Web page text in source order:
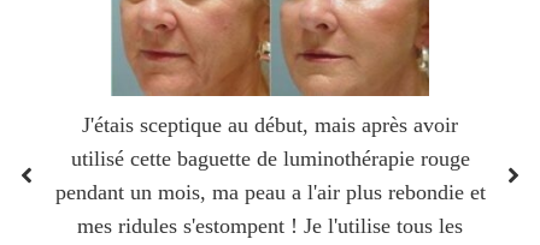
J'étais sceptique au début, mais après avoir
utilisé cette baguette de luminothérapie rouge
pendant un mois, ma peau a l'air plus rebondie et
mes ridules s'estompent ! Je l'utilise tous les